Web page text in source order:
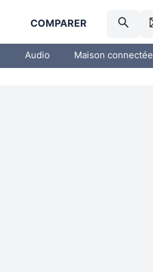
COMPARER
Audio Maison connectée